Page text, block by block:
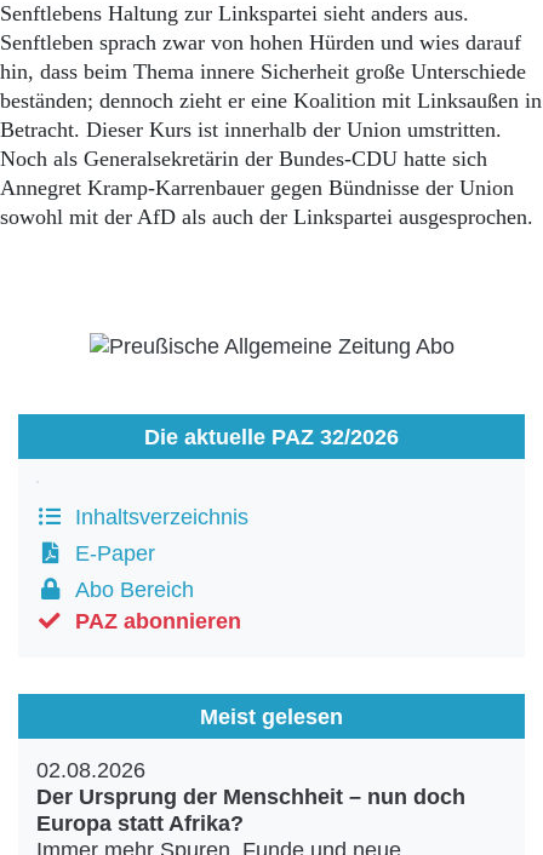
Senftlebens Haltung zur Linkspartei sieht anders aus.
Senftleben sprach zwar von hohen Hürden und wies darauf
hin, dass beim Thema innere Sicherheit große Unterschiede
beständen; dennoch zieht er eine Koalition mit Linksaußen in
Betracht. Dieser Kurs ist innerhalb der Union umstritten.
Noch als Generalsekretärin der Bundes-CDU hatte sich
Annegret Kramp-Karrenbauer gegen Bündnisse der Union
sowohl mit der AfD als auch der Linkspartei ausgesprochen.
Die aktuelle PAZ 32/2026
Inhaltsverzeichnis
E-Paper
Abo Bereich
PAZ abonnieren
Meist gelesen
02.08.2026
Der Ursprung der Menschheit – nun doch
Europa statt Afrika?
Immer mehr Spuren, Funde und neue